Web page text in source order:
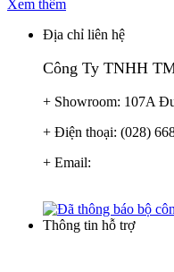
Xem thêm
Địa chỉ liên hệ
Công Ty TNHH
+ Showroom: 107A
+ Điện thoại: (028)
+ Email:
Thông tin hỗ trợ